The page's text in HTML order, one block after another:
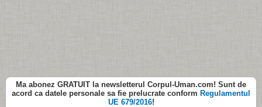
Ma abonez GRATUIT la newsletterul Corpul-Uman.com! Sunt de
acord ca datele personale sa fie prelucrate conform Regulamentul
UE 679/2016!